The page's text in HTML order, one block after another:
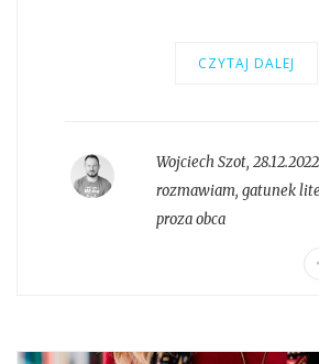
CZYTAJ DALEJ
Wojciech Szot,
rozmawiam, gatunek
proza obca